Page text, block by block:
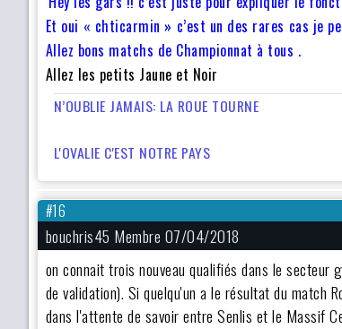
Et oui « chticarmin » c’est un des rares cas je
Allez bons matchs de Championnat à tous .
Allez les petits Jaune et Noir
N’OUBLIE JAMAIS: LA ROUE TOURNE
L'OVALIE C'EST NOTRE PAYS
#16
bouchris45 Membre 07/04/2018
on connait trois nouveau qualifiés dans le secteur
de validation). Si quelqu'un a le résultat du match
dans l'attente de savoir entre Senlis et le Massif